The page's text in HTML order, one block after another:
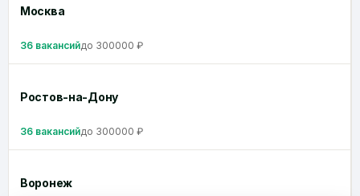
Москва
36 вакансийдо 300000 ₽
Ростов-на-Дону
36 вакансийдо 300000 ₽
Воронеж